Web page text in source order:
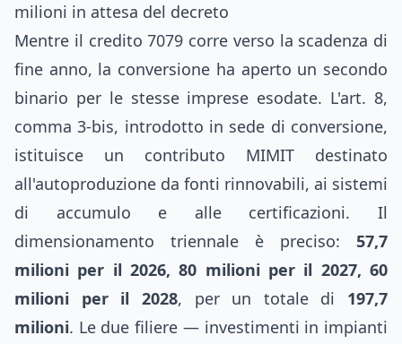
milioni in attesa del decreto
Mentre il credito 7079 corre verso la scadenza di
fine anno, la conversione ha aperto un secondo
binario per le stesse imprese esodate. L'art. 8,
comma 3-bis, introdotto in sede di conversione,
istituisce un contributo MIMIT destinato
all'autoproduzione da fonti rinnovabili, ai sistemi
di accumulo e alle certificazioni. Il
dimensionamento triennale è preciso: 57,7
milioni per il 2026, 80 milioni per il 2027, 60
milioni per il 2028, per un totale di 197,7
milioni. Le due filiere — investimenti in impianti